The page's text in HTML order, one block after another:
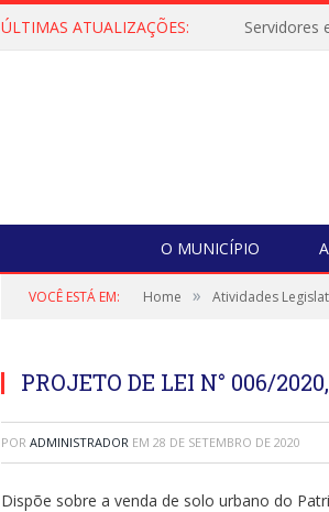
ÚLTIMAS ATUALIZAÇÕES:
O MUNICÍPIO
VOCÊ ESTÁ EM: Home » Atividades
PROJETO DE LEI N° 006/
POR ADMINISTRADOR EM 28 DE SETEMBRO DE 2020
Dispõe sobre a venda de solo urbano do